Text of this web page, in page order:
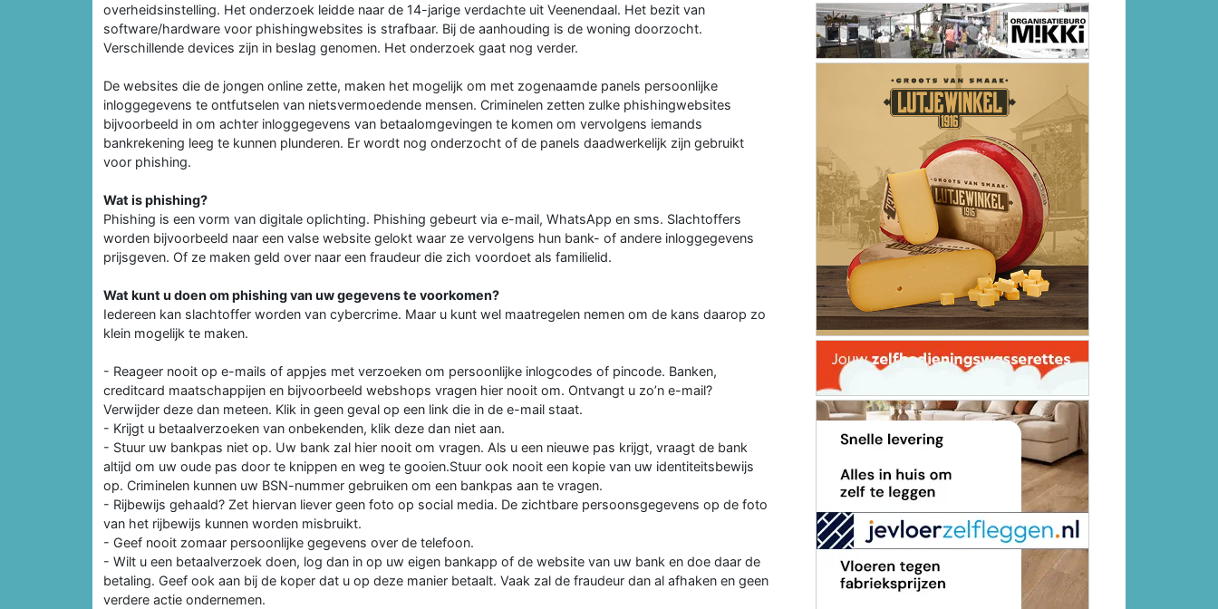
overheidsinstelling. Het onderzoek leidde naar de 14-jarige verdachte uit Veenendaal. Het bezit van
software/hardware voor phishingwebsites is strafbaar. Bij de aanhouding is de woning doorzocht.
Verschillende devices zijn in beslag genomen. Het onderzoek gaat nog verder.
De websites die de jongen online zette, maken het mogelijk om met zogenaamde panels persoonlijke
inloggegevens te ontfutselen van nietsvermoedende mensen. Criminelen zetten zulke phishingwebsites
bijvoorbeeld in om achter inloggegevens van betaalomgevingen te komen om vervolgens iemands
bankrekening leeg te kunnen plunderen. Er wordt nog onderzocht of de panels daadwerkelijk zijn gebruikt
voor phishing.
Wat is phishing?
Phishing is een vorm van digitale oplichting. Phishing gebeurt via e-mail, WhatsApp en sms. Slachtoffers
worden bijvoorbeeld naar een valse website gelokt waar ze vervolgens hun bank- of andere inloggegevens
prijsgeven. Of ze maken geld over naar een fraudeur die zich voordoet als familielid.
Wat kunt u doen om phishing van uw gegevens te voorkomen?
Iedereen kan slachtoffer worden van cybercrime. Maar u kunt wel maatregelen nemen om de kans daarop zo
klein mogelijk te maken.
- Reageer nooit op e-mails of appjes met verzoeken om persoonlijke inlogcodes of pincode. Banken,
creditcard maatschappijen en bijvoorbeeld webshops vragen hier nooit om. Ontvangt u zo’n e-mail?
Verwijder deze dan meteen. Klik in geen geval op een link die in de e-mail staat.
- Krijgt u betaalverzoeken van onbekenden, klik deze dan niet aan.
- Stuur uw bankpas niet op. Uw bank zal hier nooit om vragen. Als u een nieuwe pas krijgt, vraagt de bank
altijd om uw oude pas door te knippen en weg te gooien.Stuur ook nooit een kopie van uw identiteitsbewijs
op. Criminelen kunnen uw BSN-nummer gebruiken om een bankpas aan te vragen.
- Rijbewijs gehaald? Zet hiervan liever geen foto op social media. De zichtbare persoonsgegevens op de foto
van het rijbewijs kunnen worden misbruikt.
- Geef nooit zomaar persoonlijke gegevens over de telefoon.
- Wilt u een betaalverzoek doen, log dan in op uw eigen bankapp of de website van uw bank en doe daar de
betaling. Geef ook aan bij de koper dat u op deze manier betaalt. Vaak zal de fraudeur dan al afhaken en geen
verdere actie ondernemen.